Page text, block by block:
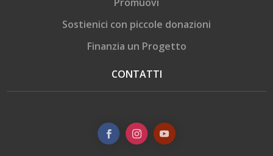
Sostienici con piccole donazioni
Finanzia un Progetto
CONTATTI